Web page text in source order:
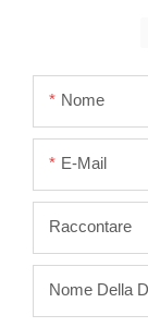
rotondo
appoggio
Nome
E-Mail
Raccontare
Nome Della